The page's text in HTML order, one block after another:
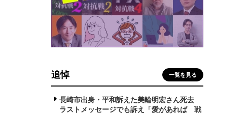
追悼 一覧を見る
長崎市出身・平和訴えた美輪明宏さん死去
ラストメッセージでも訴え「愛があれば 戦